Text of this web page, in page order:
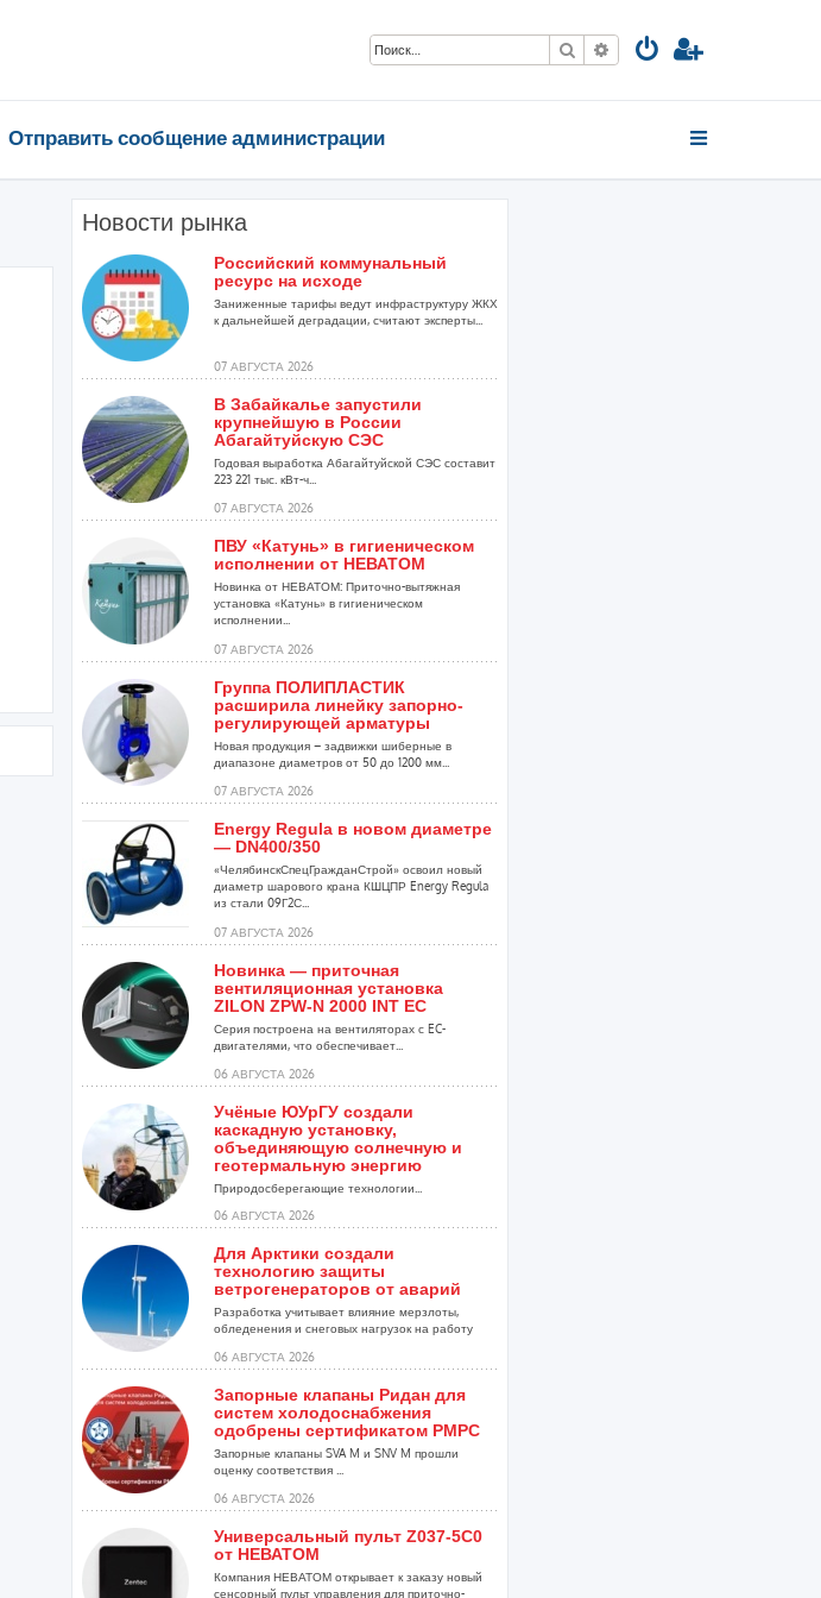
Поиск Расширенный поиск
Отправить сообщение администрации
Новости рынка
Российский коммунальный
ресурс на исходе
Заниженные тарифы ведут инфраструктуру ЖКХ
к дальнейшей деградации, считают эксперты...
07 АВГУСТА 2026
В Забайкалье запустили
крупнейшую в России
Абагайтуйскую СЭС
Годовая выработка Абагайтуйской СЭС составит
223 221 тыс. кВт-ч...
07 АВГУСТА 2026
ПВУ «Катунь» в гигиеническом
исполнении от НЕВАТОМ
Новинка от НЕВАТОМ: Приточно-вытяжная
установка «Катунь» в гигиеническом
исполнении...
07 АВГУСТА 2026
Группа ПОЛИПЛАСТИК
расширила линейку запорно-
регулирующей арматуры
Новая продукция – задвижки шиберные в
диапазоне диаметров от 50 до 1200 мм...
07 АВГУСТА 2026
Energy Regula в новом диаметре
— DN400/350
«ЧелябинскСпецГражданСтрой» освоил новый
диаметр шарового крана КШЦПР Energy Regula
из стали 09Г2С...
07 АВГУСТА 2026
Новинка — приточная
вентиляционная установка
ZILON ZPW-N 2000 INT EC
Серия построена на вентиляторах с EC-
двигателями, что обеспечивает...
06 АВГУСТА 2026
Учёные ЮУрГУ создали
каскадную установку,
объединяющую солнечную и
геотермальную энергию
Природосберегающие технологии...
06 АВГУСТА 2026
Для Арктики создали
технологию защиты
ветрогенераторов от аварий
Разработка учитывает влияние мерзлоты,
обледенения и снеговых нагрузок на работу
06 АВГУСТА 2026
Запорные клапаны Ридан для
систем холодоснабжения
одобрены сертификатом РМРС
Запорные клапаны SVA M и SNV M прошли
оценку соответствия ...
06 АВГУСТА 2026
Универсальный пульт Z037-5C0
от НЕВАТОМ
Компания НЕВАТОМ открывает к заказу новый
сенсорный пульт управления для приточно-